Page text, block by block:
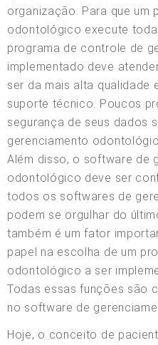
organização. Para que um
odontológico execute
programa de controle de
implementado deve
ser da mais alta qualidade
suporte técnico. Poucos
segurança de seus dados
gerenciamento
Além disso, o software de
odontológico deve ser
todos os softwares de
podem se orgulhar do
também é um fator
papel na escolha de um
odontológico a ser
Todas essas funções são
no software de
Hoje, o conceito de